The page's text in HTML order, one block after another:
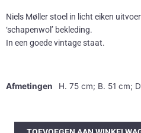
Niels Møller stoel in licht eiken
‘schapenwol’ bekleding.
In een goede vintage staat.
Afmetingen H. 75 cm; B. 51 cm;